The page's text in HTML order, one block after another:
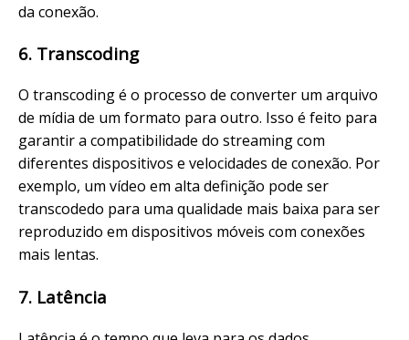
da conexão.
6. Transcoding
O transcoding é o processo de converter um arquivo
de mídia de um formato para outro. Isso é feito para
garantir a compatibilidade do streaming com
diferentes dispositivos e velocidades de conexão. Por
exemplo, um vídeo em alta definição pode ser
transcodedo para uma qualidade mais baixa para ser
reproduzido em dispositivos móveis com conexões
mais lentas.
7. Latência